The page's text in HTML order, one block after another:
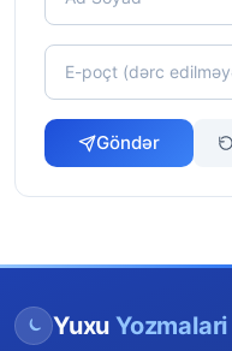
Göndər
Yuxu Yozmalari